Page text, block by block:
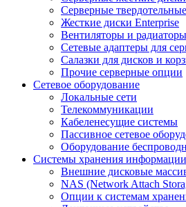
Серверные
Жесткие диски Enterprise
Вентиляторы и
Сетевые адаптеры для
Салазки для дисков и
Прочие серверные опции
Сетевое оборудование
Локальные сети
Телекоммуникации
Кабеленесущие системы
Пассивное сетевое
Оборудование
Системы хранения информации
Внешние дисковые
NAS (Network Attach
Опции к системам